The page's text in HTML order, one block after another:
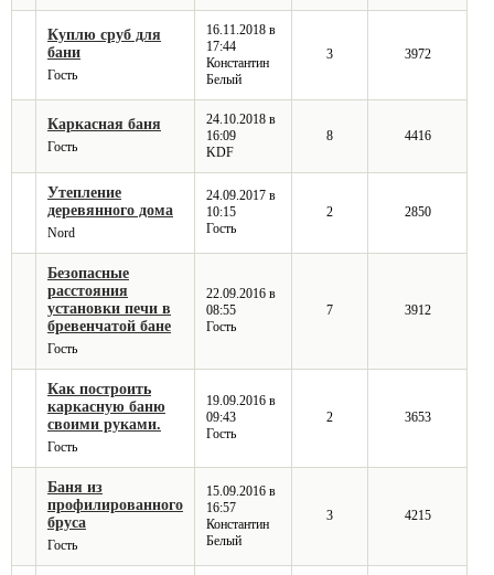
Куплю сруб для
бани
Гость
16.11.2018 в
17:44
Константин
Белый
3 3972
Каркасная баня
Гость
24.10.2018 в
16:09
KDF
8 4416
Утепление
деревянного дома
Nord
24.09.2017 в
10:15
Гость
2 2850
Безопасные
расстояния
установки печи в
бревенчатой бане
Гость
22.09.2016 в
08:55
Гость
7 3912
Как построить
каркасную баню
своими руками.
Гость
19.09.2016 в
09:43
Гость
2 3653
Баня из
профилированного
бруса
Гость
15.09.2016 в
16:57
Константин
Белый
3 4215